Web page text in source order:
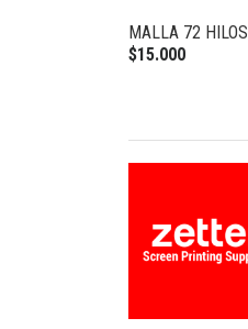
MALLA 72 HILOS
$15.000